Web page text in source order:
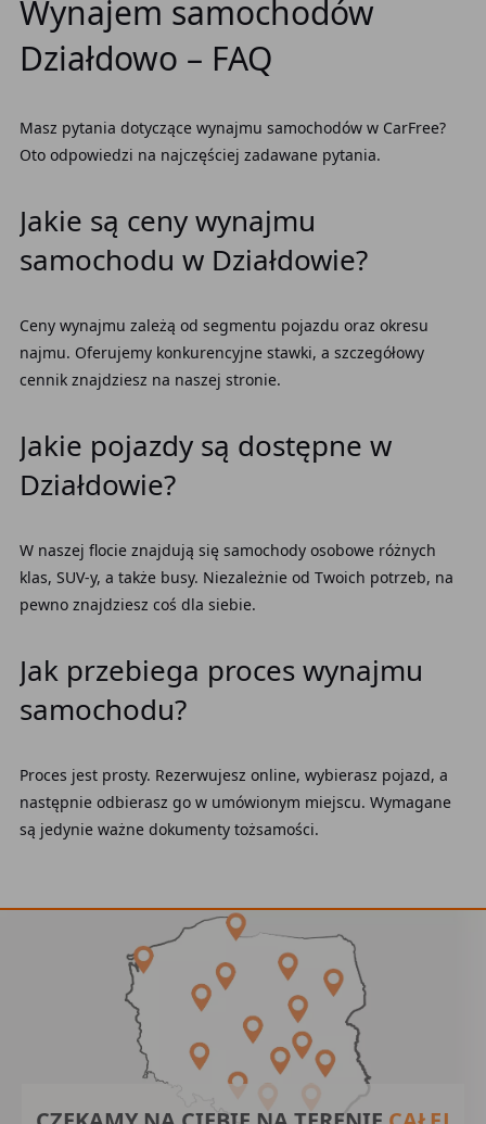
Wynajem samochodów
Działdowo – FAQ
Masz pytania dotyczące wynajmu samochodów w CarFree?
Oto odpowiedzi na najczęściej zadawane pytania.
Jakie są ceny wynajmu
samochodu w Działdowie?
Ceny wynajmu zależą od segmentu pojazdu oraz okresu
najmu. Oferujemy konkurencyjne stawki, a szczegółowy
cennik znajdziesz na naszej stronie.
Jakie pojazdy są dostępne w
Działdowie?
W naszej flocie znajdują się samochody osobowe różnych
klas, SUV-y, a także busy. Niezależnie od Twoich potrzeb, na
pewno znajdziesz coś dla siebie.
Jak przebiega proces wynajmu
samochodu?
Proces jest prosty. Rezerwujesz online, wybierasz pojazd, a
następnie odbierasz go w umówionym miejscu. Wymagane
są jedynie ważne dokumenty tożsamości.